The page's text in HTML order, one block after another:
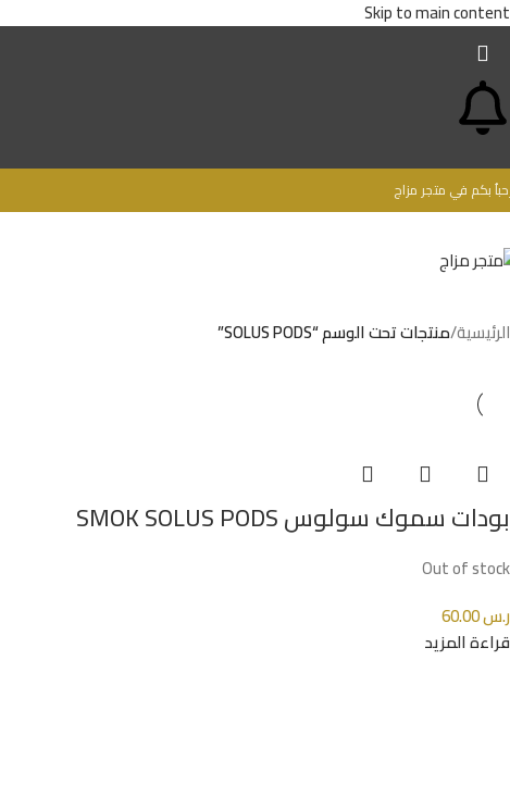
Skip to main content
بكم في متجر مزاج
الرئيسية/منتجات تحت الوسم “SOLUS PODS”
بودات سموك سولوس SMOK SOLUS PODS
Out of stock
ر.س
قراءة المزيد